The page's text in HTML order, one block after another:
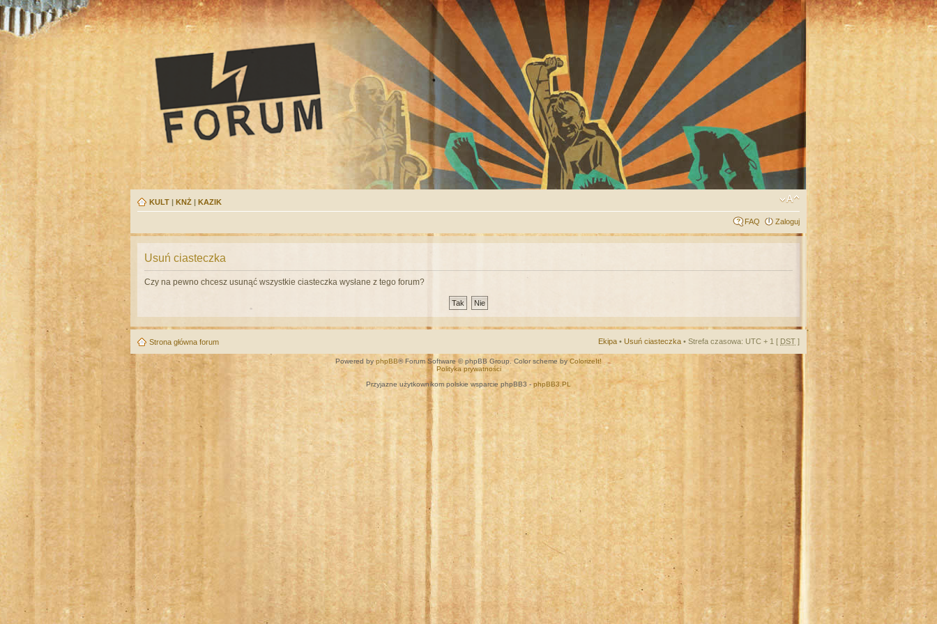
KULT | KNŻ | KAZIK
FAQ Zaloguj
Usuń ciasteczka
Czy na pewno chcesz usunąć wszystkie ciasteczka wysłane z tego forum?
Strona główna forum Ekipa • Usuń ciasteczka • Strefa czasowa: UTC + 1 [ DST ]
Powered by phpBB® Forum Software © phpBB Group. Color scheme byColorizeIt!
Polityka prywatności
Przyjazne użytkownikom polskie wsparcie phpBB3 -phpBB3.PL